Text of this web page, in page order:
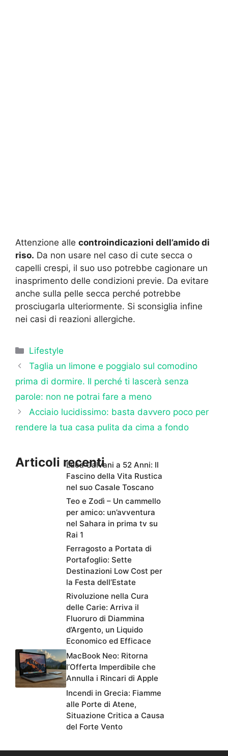
Attenzione alle controindicazioni dell’amido di
riso. Da non usare nel caso di cute secca o
capelli crespi, il suo uso potrebbe cagionare un
inasprimento delle condizioni previe. Da evitare
anche sulla pelle secca perché potrebbe
prosciugarla ulteriormente. Si sconsiglia infine
nei casi di reazioni allergiche.
Categorie
Lifestyle
Taglia un limone e poggialo sul comodino
prima di dormire. Il perché ti lascerà senza
parole: non ne potrai fare a meno
Acciaio lucidissimo: basta davvero poco per
rendere la tua casa pulita da cima a fondo
Articoli recentiLuca Calvani a 52 Anni: Il
Fascino della Vita Rustica
nel suo Casale Toscano
Teo e Zodì – Un cammello
per amico: un’avventura
nel Sahara in prima tv su
Rai 1
Ferragosto a Portata di
Portafoglio: Sette
Destinazioni Low Cost per
la Festa dell’Estate
Rivoluzione nella Cura
delle Carie: Arriva il
Fluoruro di Diammina
d’Argento, un Liquido
Economico ed Efficace
MacBook Neo: Ritorna
l’Offerta Imperdibile che
Annulla i Rincari di Apple
Incendi in Grecia: Fiamme
alle Porte di Atene,
Situazione Critica a Causa
del Forte Vento